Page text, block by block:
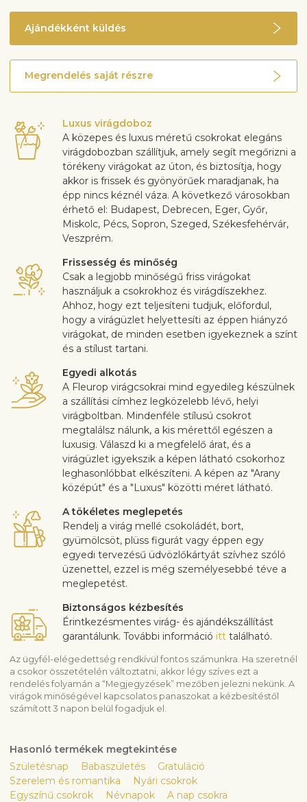
Megrendelés saját részre
Ajándékként küldés
Luxus virágdoboz
A közepes és luxus méretű csokrokat elegáns
virágdobozban szállítjuk, amely segít megőrizni a
törékeny virágokat az úton, és biztosítja, hogy
akkor is frissek és gyönyörűek maradjanak, ha
épp nincs kéznél váza. A következő városokban
érhető el: Budapest, Debrecen, Eger, Győr,
Miskolc, Pécs, Sopron, Szeged, Székesfehérvár,
Veszprém.
Frissesség és minőség
Csak a legjobb minőségű friss virágokat
használjuk a csokrokhoz és virágdíszekhez.
Ahhoz, hogy ezt teljesíteni tudjuk, előfordul,
hogy a virágüzlet helyettesíti az éppen hiányzó
virágokat, de minden esetben igyekeznek a színt
és a stílust tartani.
Egyedi alkotás
A Fleurop virágcsokrai mind egyedileg készülnek
a szállítási címhez legközelebb lévő, helyi
virágboltban. Mindenféle stílusú csokrot
megtalálsz nálunk, a kis mérettől egészen a
luxusig. Válaszd ki a megfelelő árat, és a
virágüzlet igyekszik a képen látható csokorhoz
leghasonlóbbat elkészíteni. A képen az "Arany
középút" és a "Luxus" közötti méret látható.
A tökéletes meglepetés
Rendelj a virág mellé csokoládét, bort,
gyümölcsöt, plüss figurát vagy éppen egy
egyedi tervezésű üdvözlőkártyát szívhez szóló
üzenettel, ezzel is még személyesebbé téve a
meglepetést.
Biztonságos kézbesítés
Érintkezésmentes virág- és ajándékszállítást
garantálunk. További információ itt található.
Az ügyfél-elégedettség rendkívül fontos számunkra. Ha szeretnél
a csokor összetételén változtatni, akkor légy szíves ezt a
rendelés folyamán a “Megjegyzések” mezőben jelezni nekünk. A
virágok minőségével kapcsolatos panaszokat a kézbesítéstől
számított 3 napon belül fogadjuk el.
Hasonló termékek megtekintése
Születésnap
Babaszületés
Gratuláció
Szerelem és romantika
Nyári csokrok
Egyszínű csokrok
Névnapok A nap csokra